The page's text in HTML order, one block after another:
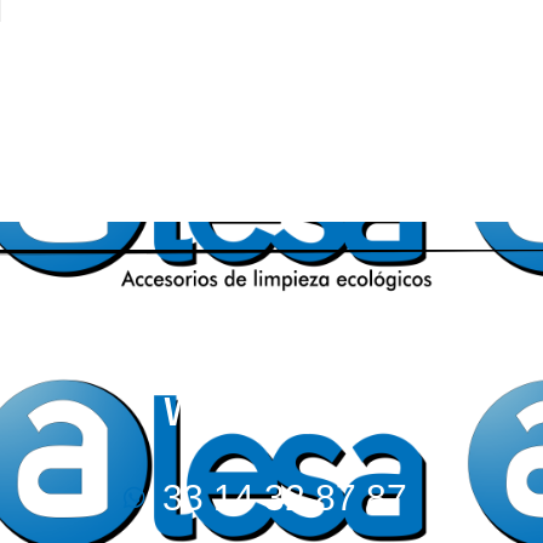
WhatsApp:
33 14 32 87 87